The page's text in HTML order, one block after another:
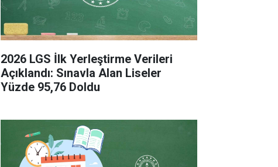
2026 LGS İlk Yerleştirme Verileri
Açıklandı: Sınavla Alan Liseler
Yüzde 95,76 Doldu